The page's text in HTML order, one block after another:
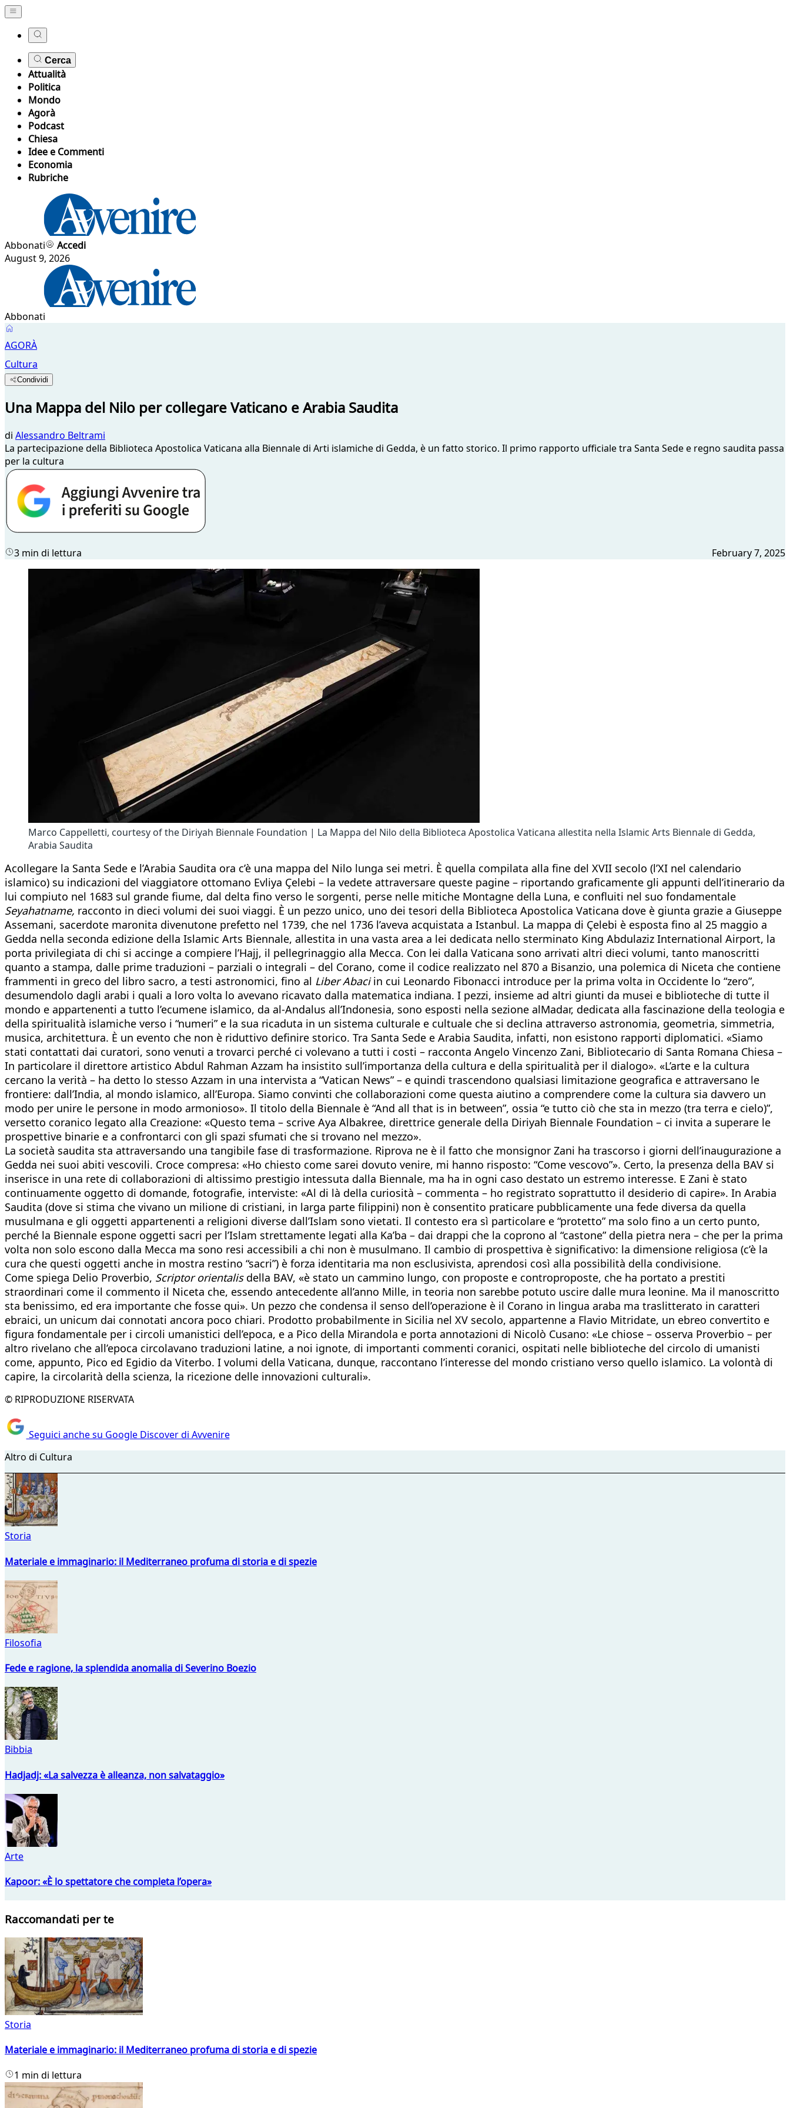
Cerca
Attualità
Politica
Mondo
Agorà
Podcast
Chiesa
Idee e Commenti
Economia
Rubriche
Abbonati
Accedi
August 9, 2026
Abbonati
AGORÀ
Cultura
Condividi
Una Mappa del Nilo per collegare Vaticano e Arabia Saudita
di Alessandro Beltrami
La partecipazione della Biblioteca Apostolica Vaticana alla Biennale di Arti islamiche di Gedda, è un fatto storico. Il primo rapporto ufficiale tra Santa Sede e regno saudita passa
per la cultura
3 min di lettura February 7, 2025
Marco Cappelletti, courtesy of the Diriyah Biennale Foundation | La Mappa del Nilo della Biblioteca Apostolica Vaticana allestita nella Islamic Arts Biennale di Gedda,
Arabia Saudita
Acollegare la Santa Sede e l’Arabia Saudita ora c’è una mappa del Nilo lunga sei metri. È quella compilata alla fine del XVII secolo (l’XI nel calendario
islamico) su indicazioni del viaggiatore ottomano Evliya Çelebi – la vedete attraversare queste pagine – riportando graficamente gli appunti dell’itinerario da
lui compiuto nel 1683 sul grande fiume, dal delta fino verso le sorgenti, perse nelle mitiche Montagne della Luna, e confluiti nel suo fondamentale
Seyahatname, racconto in dieci volumi dei suoi viaggi. È un pezzo unico, uno dei tesori della Biblioteca Apostolica Vaticana dove è giunta grazie a Giuseppe
Assemani, sacerdote maronita divenutone prefetto nel 1739, che nel 1736 l’aveva acquistata a Istanbul. La mappa di Çelebi è esposta fino al 25 maggio a
Gedda nella seconda edizione della Islamic Arts Biennale, allestita in una vasta area a lei dedicata nello sterminato King Abdulaziz International Airport, la
porta privilegiata di chi si accinge a compiere l’Hajj, il pellegrinaggio alla Mecca. Con lei dalla Vaticana sono arrivati altri dieci volumi, tanto manoscritti
quanto a stampa, dalle prime traduzioni – parziali o integrali – del Corano, come il codice realizzato nel 870 a Bisanzio, una polemica di Niceta che contiene
frammenti in greco del libro sacro, a testi astronomici, fino al Liber Abaciin cui Leonardo Fibonacci introduce per la prima volta in Occidente lo “zero”,
desumendolo dagli arabi i quali a loro volta lo avevano ricavato dalla matematica indiana. I pezzi, insieme ad altri giunti da musei e biblioteche di tutte il
mondo e appartenenti a tutto l’ecumene islamico, da al-Andalus all’Indonesia, sono esposti nella sezione alMadar, dedicata alla fascinazione della teologia e
della spiritualità islamiche verso i “numeri” e la sua ricaduta in un sistema culturale e cultuale che si declina attraverso astronomia, geometria, simmetria,
musica, architettura. È un evento che non è riduttivo definire storico. Tra Santa Sede e Arabia Saudita, infatti, non esistono rapporti diplomatici. «Siamo
stati contattati dai curatori, sono venuti a trovarci perché ci volevano a tutti i costi – racconta Angelo Vincenzo Zani, Bibliotecario di Santa Romana Chiesa –
In particolare il direttore artistico Abdul Rahman Azzam ha insistito sull’importanza della cultura e della spiritualità per il dialogo». «L’arte e la cultura
cercano la verità – ha detto lo stesso Azzam in una intervista a “Vatican News” – e quindi trascendono qualsiasi limitazione geografica e attraversano le
frontiere: dall’India, al mondo islamico, all’Europa. Siamo convinti che collaborazioni come questa aiutino a comprendere come la cultura sia davvero un
modo per unire le persone in modo armonioso». Il titolo della Biennale è “And all that is in between”, ossia “e tutto ciò che sta in mezzo (tra terra e cielo)”,
versetto coranico legato alla Creazione: «Questo tema – scrive Aya Albakree, direttrice generale della Diriyah Biennale Foundation – ci invita a superare le
prospettive binarie e a confrontarci con gli spazi sfumati che si trovano nel mezzo».
La società saudita sta attraversando una tangibile fase di trasformazione. Riprova ne è il fatto che monsignor Zani ha trascorso i giorni dell’inaugurazione a
Gedda nei suoi abiti vescovili. Croce compresa: «Ho chiesto come sarei dovuto venire, mi hanno risposto: “Come vescovo”». Certo, la presenza della BAV si
inserisce in una rete di collaborazioni di altissimo prestigio intessuta dalla Biennale, ma ha in ogni caso destato un estremo interesse. E Zani è stato
continuamente oggetto di domande, fotografie, interviste: «Al di là della curiosità – commenta – ho registrato soprattutto il desiderio di capire». In Arabia
Saudita (dove si stima che vivano un milione di cristiani, in larga parte filippini) non è consentito praticare pubblicamente una fede diversa da quella
musulmana e gli oggetti appartenenti a religioni diverse dall’Islam sono vietati. Il contesto era sì particolare e “protetto” ma solo fino a un certo punto,
perché la Biennale espone oggetti sacri per l’Islam strettamente legati alla Ka’ba – dai drappi che la coprono al “castone” della pietra nera – che per la prima
volta non solo escono dalla Mecca ma sono resi accessibili a chi non è musulmano. Il cambio di prospettiva è significativo: la dimensione religiosa (c’è la
cura che questi oggetti anche in mostra restino “sacri”) è forza identitaria ma non esclusivista, aprendosi così alla possibilità della condivisione.
Come spiega Delio Proverbio, Scriptor orientalisdella BAV, «è stato un cammino lungo, con proposte e controproposte, che ha portato a prestiti
straordinari come il commento il Niceta che, essendo antecedente all’anno Mille, in teoria non sarebbe potuto uscire dalle mura leonine. Ma il manoscritto
sta benissimo, ed era importante che fosse qui». Un pezzo che condensa il senso dell’operazione è il Corano in lingua araba ma traslitterato in caratteri
ebraici, un unicum dai connotati ancora poco chiari. Prodotto probabilmente in Sicilia nel XV secolo, appartenne a Flavio Mitridate, un ebreo convertito e
figura fondamentale per i circoli umanistici dell’epoca, e a Pico della Mirandola e porta annotazioni di Nicolò Cusano: «Le chiose – osserva Proverbio – per
altro rivelano che all’epoca circolavano traduzioni latine, a noi ignote, di importanti commenti coranici, ospitati nelle biblioteche del circolo di umanisti
come, appunto, Pico ed Egidio da Viterbo. I volumi della Vaticana, dunque, raccontano l’interesse del mondo cristiano verso quello islamico. La volontà di
capire, la circolarità della scienza, la ricezione delle innovazioni culturali».
© RIPRODUZIONE RISERVATA
Seguici anche su Google Discover di Avvenire
Altro di Cultura
Storia
Materiale e immaginario: il Mediterraneo profuma di storia e di spezie
Filosofia
Fede e ragione, la splendida anomalia di Severino Boezio
Bibbia
Hadjadj: «La salvezza è alleanza, non salvataggio»
Arte
Kapoor: «È lo spettatore che completa l’opera»
Raccomandati per te
Storia
Materiale e immaginario: il Mediterraneo profuma di storia e di spezie
1 min di lettura